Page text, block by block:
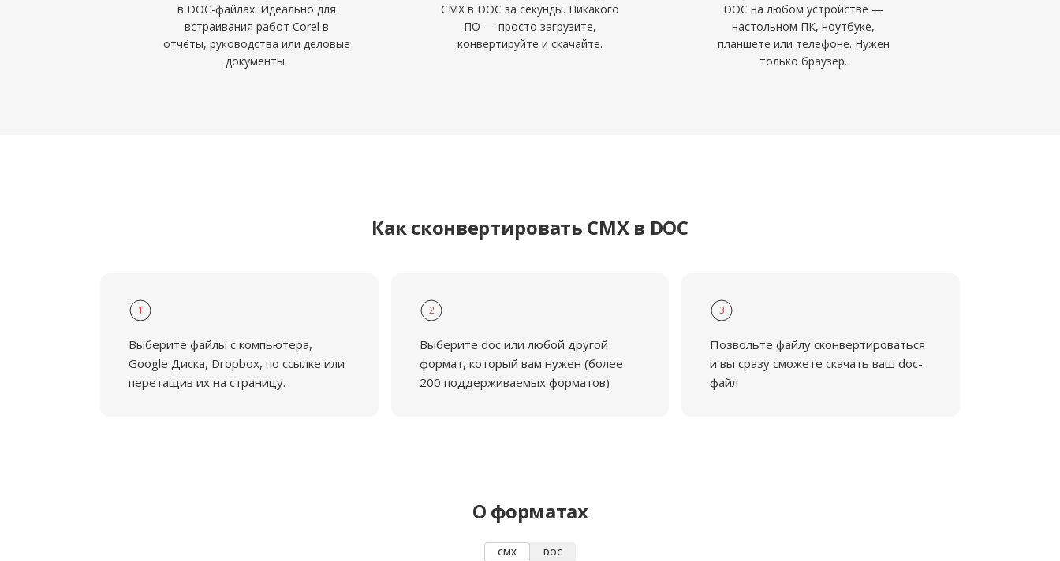
в DOC-файлах. Идеально для
встраивания работ Corel в
отчёты, руководства или деловые
документы.
CMX в DOC за секунды. Никакого
ПО — просто загрузите,
конвертируйте и скачайте.
DOC на любом устройстве —
настольном ПК, ноутбуке,
планшете или телефоне. Нужен
только браузер.
Как сконвертировать CMX в DOC
1
Выберите файлы с компьютера,
Google Диска, Dropbox, по ссылке или
перетащив их на страницу.
2
Выберите doc или любой другой
формат, который вам нужен (более
200 поддерживаемых форматов)
3
Позвольте файлу сконвертироваться
и вы сразу сможете скачать ваш doc-
файл
О форматах
CMX DOC